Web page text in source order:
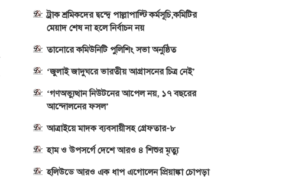
ট্রাক শ্রমিকদের দ্বন্দ্বে পাল্লাপাল্টি কর্মসূচি,কমিটির
মেয়াদ শেষ না হলে নির্বাচন নয়
তানোরে কমিউনিটি পুলিশিং সভা অনুষ্ঠিত
‘জুলাই জাদুঘরে ভারতীয় আগ্রাসনের চিত্র নেই’
‘গণঅভ্যুত্থান নিউটনের আপেল নয়, ১৭ বছরের
আন্দোলনের ফসল’
আত্রাইয়ে মাদক ব্যবসায়ীসহ গ্রেফতার-৮
হাম ও উপসর্গে দেশে আরও ৪ শিশুর মৃত্যু
হলিউডে আরও এক ধাপ এগোলেন প্রিয়াঙ্কা চোপড়া